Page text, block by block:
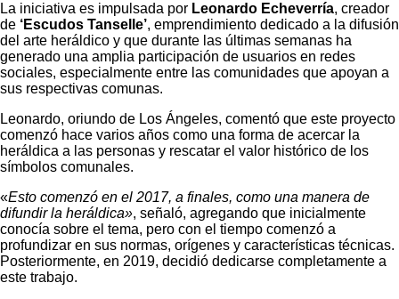
La iniciativa es impulsada por Leonardo Echeverría, creador
de ‘Escudos Tanselle’, emprendimiento dedicado a la difusión
del arte heráldico y que durante las últimas semanas ha
generado una amplia participación de usuarios en redes
sociales, especialmente entre las comunidades que apoyan a
sus respectivas comunas.
Leonardo, oriundo de Los Ángeles, comentó que este proyecto
comenzó hace varios años como una forma de acercar la
heráldica a las personas y rescatar el valor histórico de los
símbolos comunales.
«Esto comenzó en el 2017, a finales, como una manera de
difundir la heráldica», señaló, agregando que inicialmente
conocía sobre el tema, pero con el tiempo comenzó a
profundizar en sus normas, orígenes y características técnicas.
Posteriormente, en 2019, decidió dedicarse completamente a
este trabajo.